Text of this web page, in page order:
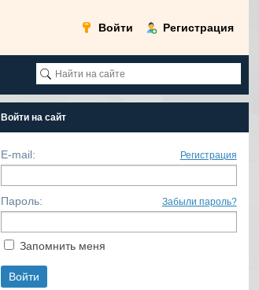
Войти Регистрация
Войти на сайт
E-mail: Регистрация
Пароль: Забыли пароль?
Запомнить меня